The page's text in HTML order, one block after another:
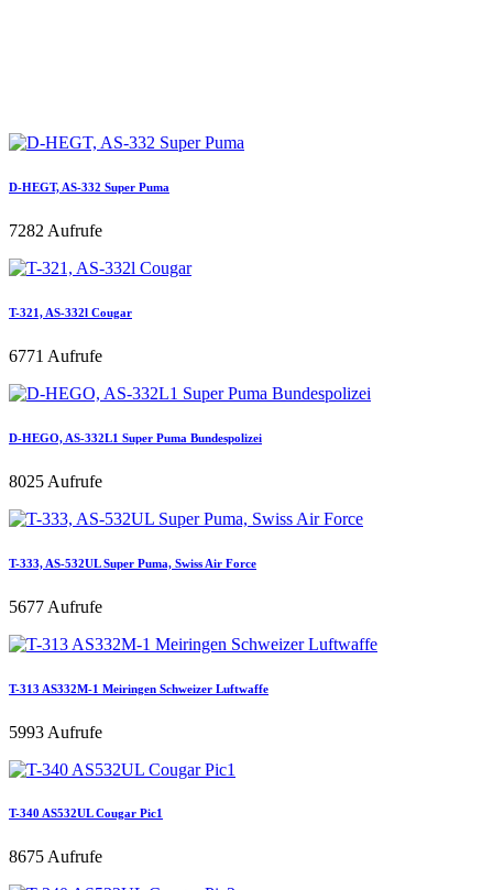
D-HEGT, AS-332 Super Puma
7282 Aufrufe
T-321, AS-332l Cougar
6771 Aufrufe
D-HEGO, AS-332L1 Super Puma Bundespolizei
8025 Aufrufe
T-333, AS-532UL Super Puma, Swiss Air Force
5677 Aufrufe
T-313 AS332M-1 Meiringen Schweizer Luftwaffe
5993 Aufrufe
T-340 AS532UL Cougar Pic1
8675 Aufrufe